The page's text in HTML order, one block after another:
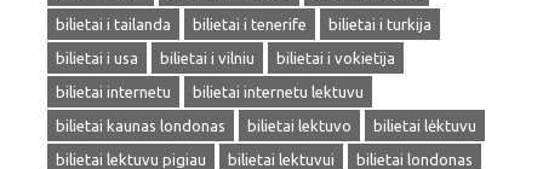
bilietai i tailanda
bilietai i tenerife
bilietai i turkija
bilietai i usa
bilietai i vilniu
bilietai i vokietija
bilietai internetu
bilietai internetu lektuvu
bilietai kaunas londonas
bilietai lektuvo
bilietai lėktuvu
bilietai lektuvu pigiau
bilietai lektuvui
bilietai londonas